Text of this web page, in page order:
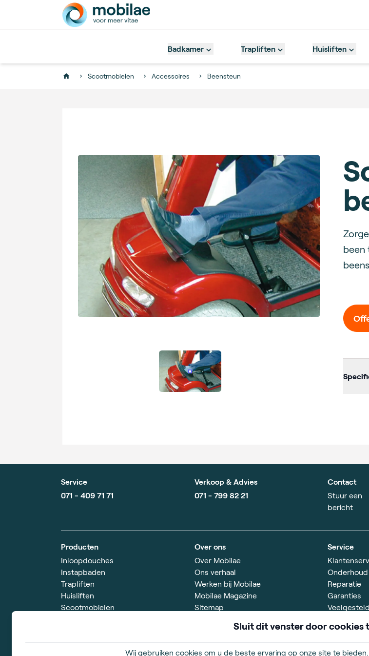
Badkamer Trapliften Huisliften
Home Scootmobielen Accessoires Beensteun
been
Service
071 - 409 71 71
Verkoop & Advies
071 - 799 82 21
Contact
Stuur een
bericht
Producten
Inloopdouches
Instapbaden
Trapliften
Huisliften
Scootmobielen
Over ons
Over Mobilae
Ons verhaal
Werken bij Mobilae
Mobilae Magazine
Sitemap
Service
Onderhoud
Reparatie
Garanties
Simon Smitweg 18
ma. t/m vr. 10.00-17.00 uur
Sluit dit venster door cookies
Wij gebruiken cookies om u de beste ervaring op onze site te